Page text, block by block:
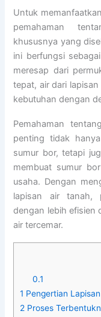
Untuk
pemahaman
khususnya yang
ini berfungsi
meresap dari
tepat, air dari
kebutuhan dengan
Pemahaman
penting tidak
sumur bor, tetapi
membuat sumur
usaha. Dengan
lapisan air tanah,
dengan lebih efisien
air tercemar.
0.1
1 Pengertian
2 Proses